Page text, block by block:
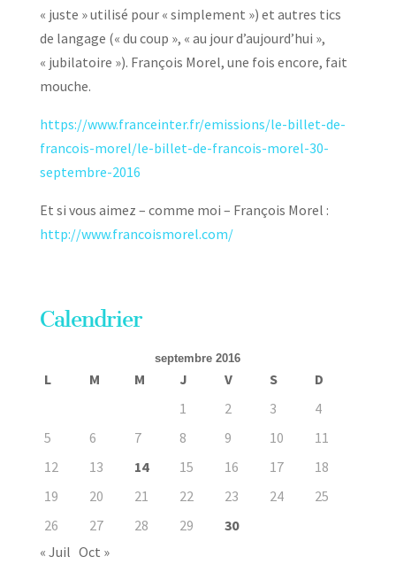
« juste » utilisé pour « simplement ») et autres tics
de langage (« du coup », « au jour d’aujourd’hui »,
« jubilatoire »). François Morel, une fois encore, fait
mouche.
https://www.franceinter.fr/emissions/le-billet-de-
francois-morel/le-billet-de-francois-morel-30-
septembre-2016
Et si vous aimez – comme moi – François Morel :
http://www.francoismorel.com/
Calendrier
septembre 2016
L M M J V S
D
1
2 3
4
5
6 7 8 9 10
11
12
13 14 15 16 17
18
19
20 21 22 23 24
25
26
27 28 29
30
« Juil Oct »